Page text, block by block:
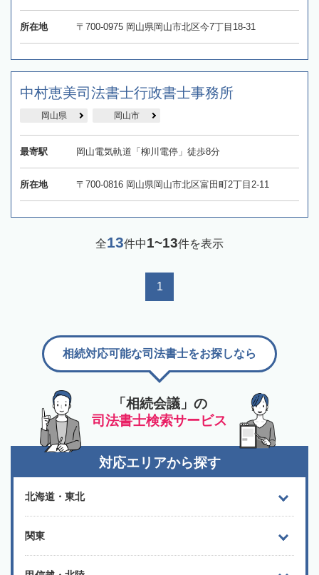
所在地 〒700-0975 岡山県岡山市北区今7丁目18-31
中村恵美司法書士行政書士事務所
岡山県 岡山市
最寄駅 岡山電気軌道「柳川電停」徒歩8分
所在地 〒700-0816 岡山県岡山市北区富田町2丁目2-11
全13件中1~13件を表示
1
「相続会議」の
司法書士検索サービス
相続対応可能な司法書士をお探しなら
対応エリアから探す
北海道・東北
関東